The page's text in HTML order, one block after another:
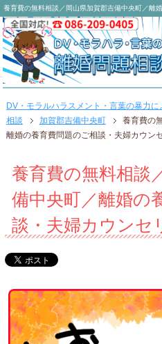
養育費の無料相談／岡山県加賀郡吉備中央町／離
DV・モラルハラスメント・言葉の暴力
相談
加賀郡吉備中央町
養育費の
離婚の養育費問題のご相談・夫婦カウン
養育費の無料相談
備中央町／離婚の
談・夫婦カウンセ